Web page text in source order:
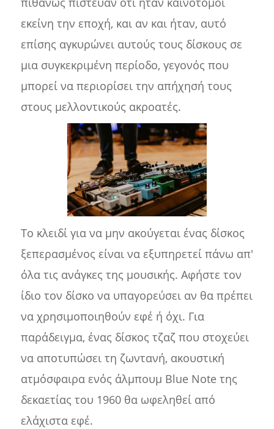
εκείνη την εποχή, και αν και ήταν, αυτό
επίσης αγκυρώνει αυτούς τους δίσκους σε
μια συγκεκριμένη περίοδο, γεγονός που
μπορεί να περιορίσει την απήχησή τους
στους μελλοντικούς ακροατές.
Το κλειδί για να μην ακούγεται ένας δίσκος
ξεπερασμένος είναι να εξυπηρετεί πάνω απ'
όλα τις ανάγκες της μουσικής. Αφήστε τον
ίδιο τον δίσκο να υπαγορεύσει αν θα πρέπει
να χρησιμοποιηθούν εφέ ή όχι. Για
παράδειγμα, ένας δίσκος τζαζ που στοχεύει
να αποτυπώσει τη ζωντανή, ακουστική
ατμόσφαιρα ενός άλμπουμ Blue Note της
δεκαετίας του 1960 θα ωφεληθεί από
ελάχιστα εφέ.